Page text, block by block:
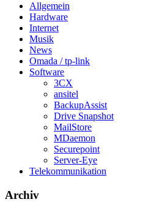
Allgemein
Hardware
Internet
Musik
News
Omada / tp-link
Software
3CX
ansitel
BackupAssist
Drive Snapshot
MailStore
MDaemon
Securepoint
Server-Eye
Telekommunikation
Archiv